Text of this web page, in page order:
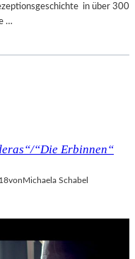
in über 300
…
“Die Erbinnen“
von Michaela Schabel